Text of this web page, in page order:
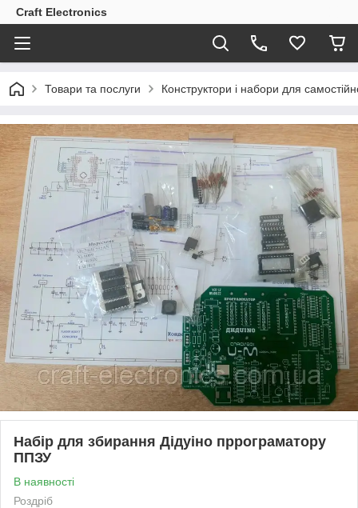
Craft Electronics
Товари та послуги Конструктори і набори для
Набір для збирання Дідуіно пррограматору
ППЗУ
В наявності
Роздріб